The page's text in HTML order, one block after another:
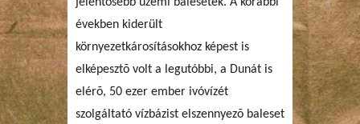
években kiderült
környezetkárosításokhoz képest is
elképesztõ volt a legutóbbi, a Dunát is
elérõ, 50 ezer ember ivóvízét
szolgáltató vízbázist elszennyezõ baleset